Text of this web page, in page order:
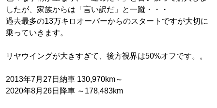
したが、家族からは「言い訳だ」と一蹴・・・
過去最多の13万キロオーバーからのスタートですが大切に
乗っていきます。
リヤウイングが大きすぎて、後方視界は50%オフです。。
2013年7月27日納車 130,970km～
2020年8月26日降車 ～178,483km